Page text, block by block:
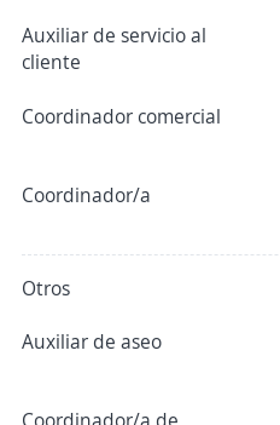
Auxiliar de servicio al
cliente
Coordinador comercial
Coordinador/a
Otros
Auxiliar de aseo